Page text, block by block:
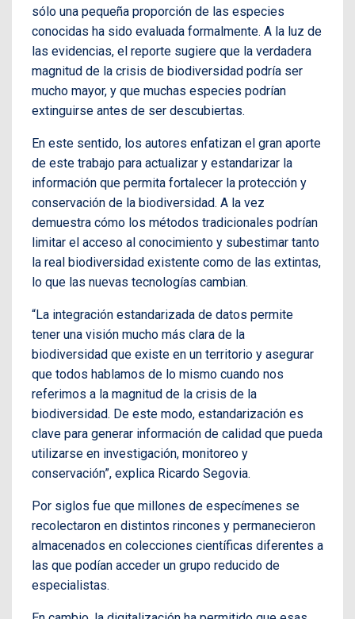
sólo una pequeña proporción de las especies
conocidas ha sido evaluada formalmente. A la luz de
las evidencias, el reporte sugiere que la verdadera
magnitud de la crisis de biodiversidad podría ser
mucho mayor, y que muchas especies podrían
extinguirse antes de ser descubiertas.
En este sentido, los autores enfatizan el gran aporte
de este trabajo para actualizar y estandarizar la
información que permita fortalecer la protección y
conservación de la biodiversidad. A la vez
demuestra cómo los métodos tradicionales podrían
limitar el acceso al conocimiento y subestimar tanto
la real biodiversidad existente como de las extintas,
lo que las nuevas tecnologías cambian.
“La integración estandarizada de datos permite
tener una visión mucho más clara de la
biodiversidad que existe en un territorio y asegurar
que todos hablamos de lo mismo cuando nos
referimos a la magnitud de la crisis de la
biodiversidad. De este modo, estandarización es
clave para generar información de calidad que pueda
utilizarse en investigación, monitoreo y
conservación”, explica Ricardo Segovia.
Por siglos fue que millones de especímenes se
recolectaron en distintos rincones y permanecieron
almacenados en colecciones científicas diferentes a
las que podían acceder un grupo reducido de
especialistas.